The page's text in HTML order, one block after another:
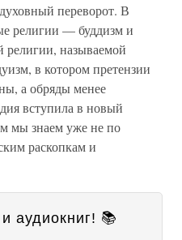
переворот. В
религии — буддизм и
называемой
в котором претензии
а обряды менее
вступила в новый
мы знаем уже не по
раскопкам и
аудиокниг! 📚